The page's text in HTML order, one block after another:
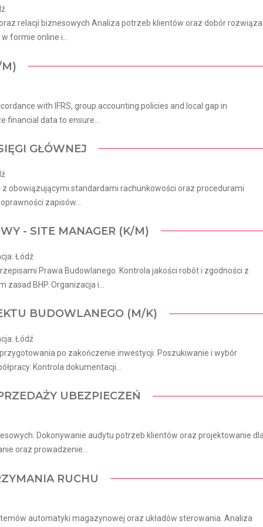
relacji biznesowych Analiza potrzeb klientów oraz dobór
formie online i...
with IFRS, group accounting policies and local gap in
financial data to ensure...
GŁÓWNEJ
obowiązującymi standardami rachunkowości oraz procedurami
zapisów...
- SITE MANAGER (K/M)
Łódź
Prawa Budowlanego. Kontrola jakości robót i zgodności z
BHP. Organizacja i...
BUDOWLANEGO (M/K)
Łódź
po zakończenie inwestycji. Poszukiwanie i wybór
Kontrola dokumentacji...
UBEZPIECZEŃ
Dokonywanie audytu potrzeb klientów oraz projektowanie
oraz prowadzenie...
RUCHU
automatyki magazynowej oraz układów sterowania. Analiza